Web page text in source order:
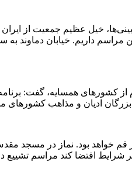
خیل عظیم جمعیت از
داریم. خیابان دماوند به
از کشورهای همسایه، گفت:
پیکر رهبر شهید در شهر قم خواهد